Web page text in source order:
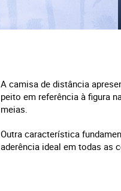
A camisa de distância
peito em referência à figura
meias.
Outra característica
aderência ideal em todas as